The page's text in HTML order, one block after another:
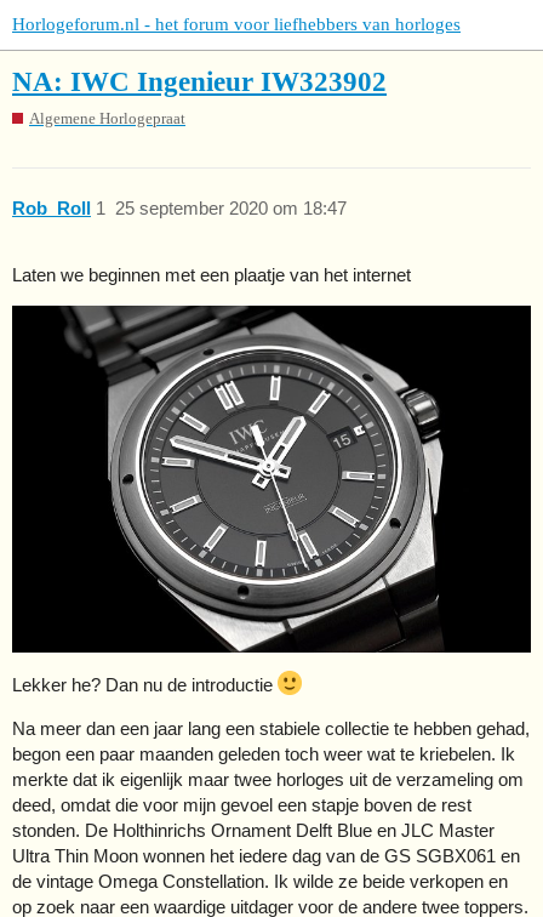
Horlogeforum.nl - het forum voor liefhebbers van horloges
NA: IWC Ingenieur IW323902
Algemene Horlogepraat
Rob_Roll 25 september 2020 om 18:47
1
Laten we beginnen met een plaatje van het internet
Lekker he? Dan nu de introductie
Na meer dan een jaar lang een stabiele collectie te hebben gehad,
begon een paar maanden geleden toch weer wat te kriebelen. Ik
merkte dat ik eigenlijk maar twee horloges uit de verzameling om
deed, omdat die voor mijn gevoel een stapje boven de rest
stonden. De Holthinrichs Ornament Delft Blue en JLC Master
Ultra Thin Moon wonnen het iedere dag van de GS SGBX061 en
de vintage Omega Constellation. Ik wilde ze beide verkopen en
op zoek naar een waardige uitdager voor de andere twee toppers.